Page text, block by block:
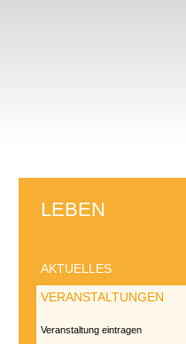
LEBEN
AKTUELLES
VERANSTALTUNGEN
Veranstaltung eintragen